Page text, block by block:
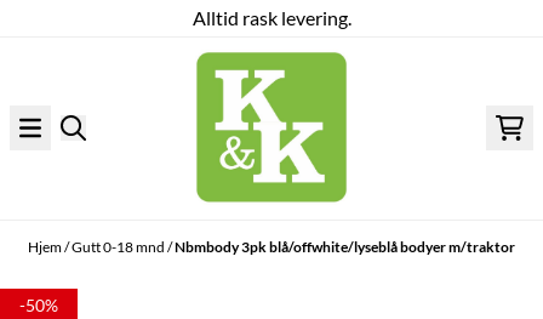
Alltid rask levering.
Hjem/Gutt 0-18 mnd /Nbmbody 3pk blå/offwhite/lyseblå bodyer m/traktor
-50%